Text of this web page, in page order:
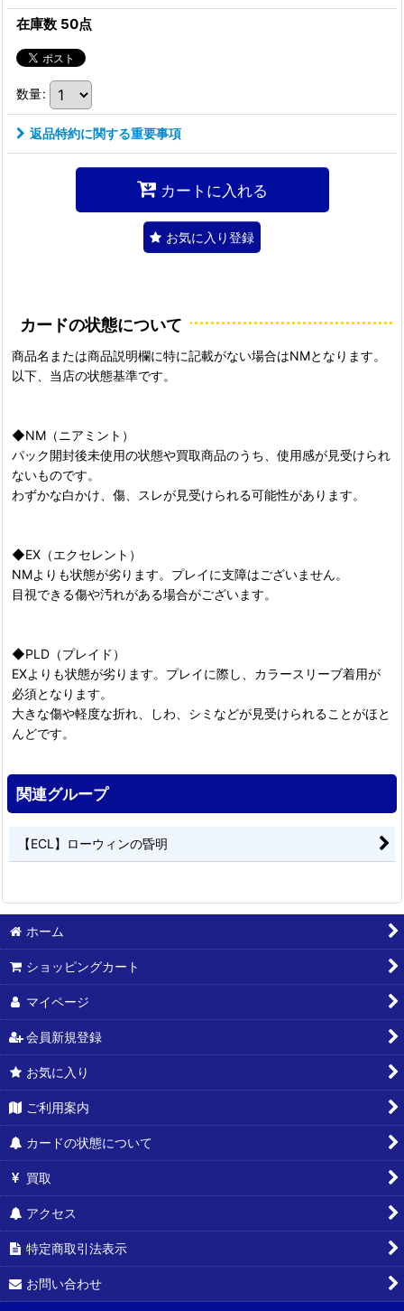
在庫数 50点
数量:
返品特約に関する重要事項
カートに入れる
お気に入り登録
カードの状態について
商品名または商品説明欄に特に記載がない場合はNMとなります。
以下、当店の状態基準です。
◆NM（ニアミント）
パック開封後未使用の状態や買取商品のうち、使用感が見受けられ
ないものです。
わずかな白かけ、傷、スレが見受けられる可能性があります。
◆EX（エクセレント）
NMよりも状態が劣ります。プレイに支障はございません。
目視できる傷や汚れがある場合がございます。
◆PLD（プレイド）
EXよりも状態が劣ります。プレイに際し、カラースリーブ着用が
必須となります。
大きな傷や軽度な折れ、しわ、シミなどが見受けられることがほと
んどです。
関連グループ
【ECL】ローウィンの昏明
ホーム
ショッピングカート
マイページ
会員新規登録
お気に入り
ご利用案内
カードの状態について
買取
アクセス
特定商取引法表示
お問い合わせ